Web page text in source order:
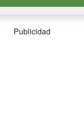
Publicidad